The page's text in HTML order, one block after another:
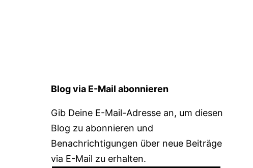
Blog via E-Mail abonnieren
Gib Deine E-Mail-Adresse an, um diesen
Blog zu abonnieren und
Benachrichtigungen über neue Beiträge
via E-Mail zu erhalten.